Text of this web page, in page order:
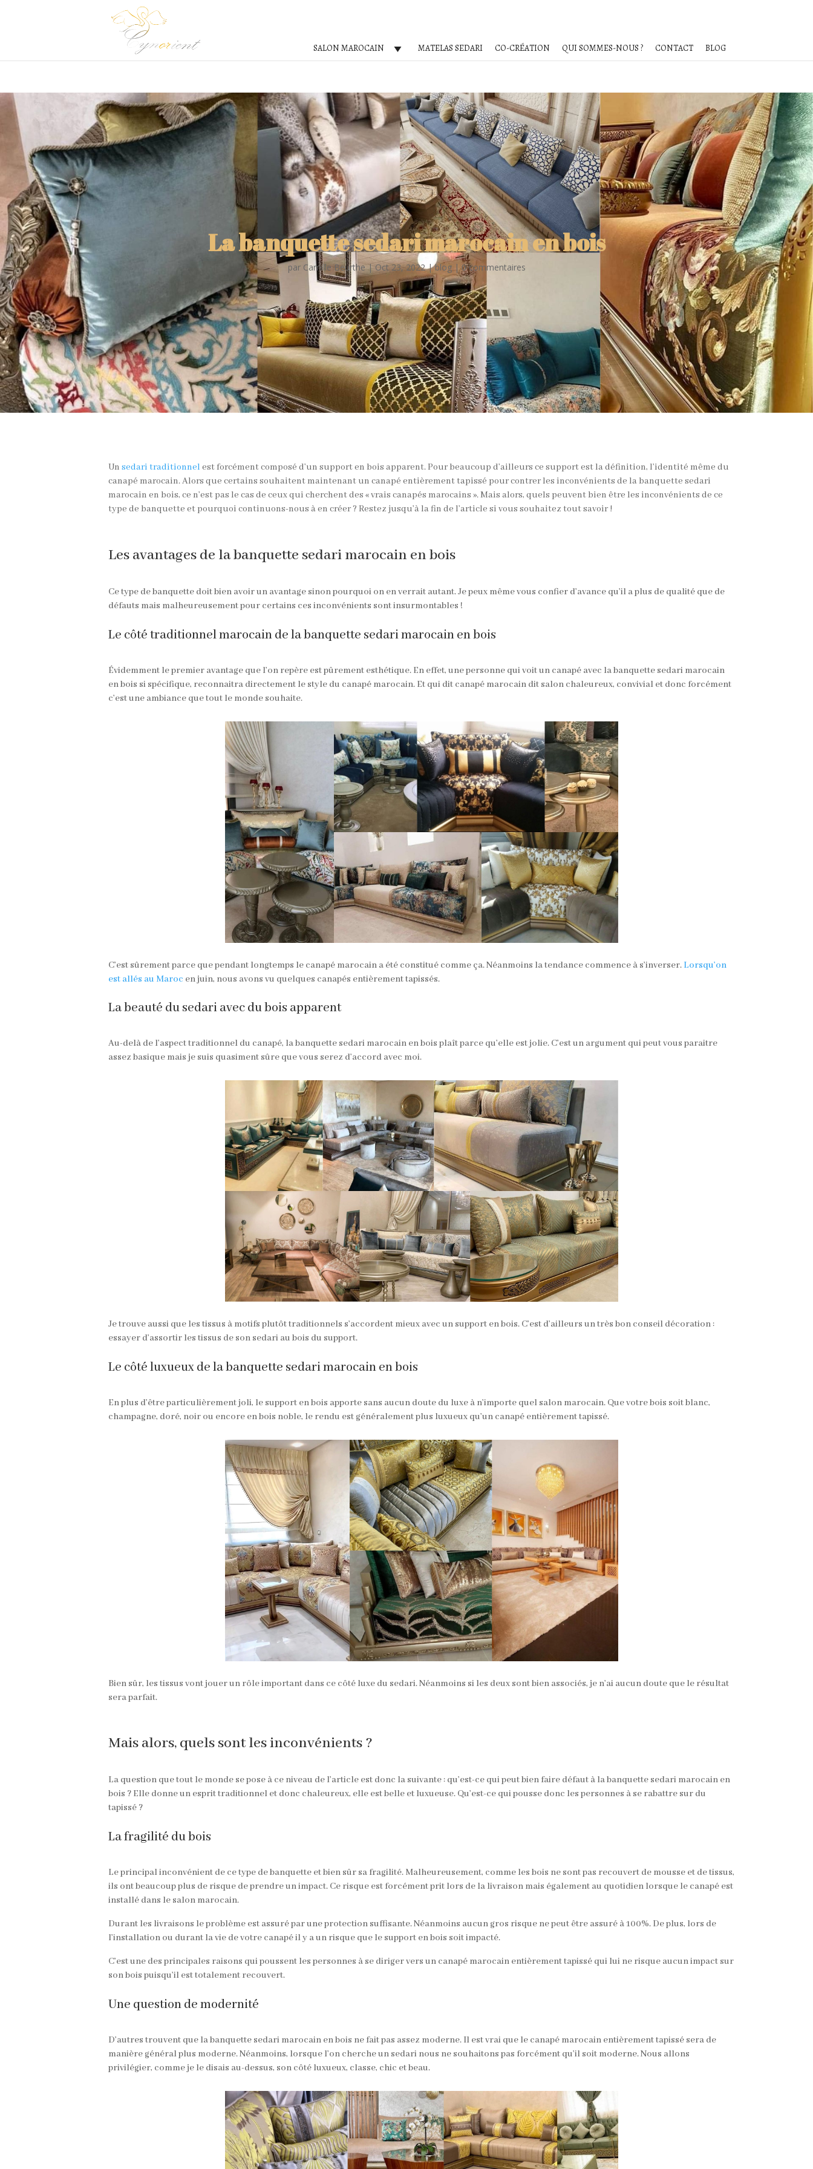
SALON MAROCAIN MATELAS SEDARI CO-CRÉATION QUI SOMMES-NOUS ? CONTACT BLOG
La banquette sedari marocain en bois
par Camille Beurthe| Oct 23, 2022|blog|0 commentaires
Unsedari traditionnel est forcément composé d’un support en bois apparent. Pour beaucoup d’ailleurs ce support est la définition, l’identité même du
canapé marocain. Alors que certains souhaitent maintenant un canapé entièrement tapissé pour contrer les inconvénients de la banquette sedari
marocain en bois, ce n’est pas le cas de ceux qui cherchent des « vrais canapés marocains ». Mais alors, quels peuvent bien être les inconvénients de ce
type de banquette et pourquoi continuons-nous à en créer ? Restez jusqu’à la fin de l’article si vous souhaitez tout savoir !
Les avantages de la banquette sedari marocain en bois
Ce type de banquette doit bien avoir un avantage sinon pourquoi on en verrait autant. Je peux même vous confier d’avance qu’il a plus de qualité que de
défauts mais malheureusement pour certains ces inconvénients sont insurmontables !
Le côté traditionnel marocain de la banquette sedari marocain en bois
Évidemment le premier avantage que l’on repère est pûrement esthétique. En effet, une personne qui voit un canapé avec la banquette sedari marocain
en bois si spécifique, reconnaitra directement le style du canapé marocain. Et qui dit canapé marocain dit salon chaleureux, convivial et donc forcément
c’est une ambiance que tout le monde souhaite.
C’est sûrement parce que pendant longtemps le canapé marocain a été constitué comme ça. Néanmoins la tendance commence à s’inverser. Lorsqu’on
est allés au Maroc en juin, nous avons vu quelques canapés entièrement tapissés.
La beauté du sedari avec du bois apparent
Au-delà de l’aspect traditionnel du canapé, la banquette sedari marocain en bois plaît parce qu’elle est jolie. C’est un argument qui peut vous paraitre
assez basique mais je suis quasiment sûre que vous serez d’accord avec moi.
Je trouve aussi que les tissus à motifs plutôt traditionnels s’accordent mieux avec un support en bois. C’est d’ailleurs un très bon conseil décoration :
essayer d’assortir les tissus de son sedari au bois du support.
Le côté luxueux de la banquette sedari marocain en bois
En plus d’être particulièrement joli, le support en bois apporte sans aucun doute du luxe à n’importe quel salon marocain. Que votre bois soit blanc,
champagne, doré, noir ou encore en bois noble, le rendu est généralement plus luxueux qu’un canapé entièrement tapissé.
Bien sûr, les tissus vont jouer un rôle important dans ce côté luxe du sedari. Néanmoins si les deux sont bien associés, je n’ai aucun doute que le résultat
sera parfait.
Mais alors, quels sont les inconvénients ?
La question que tout le monde se pose à ce niveau de l’article est donc la suivante : qu’est-ce qui peut bien faire défaut à la banquette sedari marocain en
bois ? Elle donne un esprit traditionnel et donc chaleureux, elle est belle et luxueuse. Qu’est-ce qui pousse donc les personnes à se rabattre sur du
tapissé ?
La fragilité du bois
Le principal inconvénient de ce type de banquette et bien sûr sa fragilité. Malheureusement, comme les bois ne sont pas recouvert de mousse et de tissus,
ils ont beaucoup plus de risque de prendre un impact. Ce risque est forcément prit lors de la livraison mais également au quotidien lorsque le canapé est
installé dans le salon marocain.
Durant les livraisons le problème est assuré par une protection suffisante. Néanmoins aucun gros risque ne peut être assuré à 100%. De plus, lors de
l’installation ou durant la vie de votre canapé il y a un risque que le support en bois soit impacté.
C’est une des principales raisons qui poussent les personnes à se diriger vers un canapé marocain entièrement tapissé qui lui ne risque aucun impact sur
son bois puisqu’il est totalement recouvert.
Une question de modernité
D’autres trouvent que la banquette sedari marocain en bois ne fait pas assez moderne. Il est vrai que le canapé marocain entièrement tapissé sera de
manière général plus moderne. Néanmoins, lorsque l’on cherche un sedari nous ne souhaitons pas forcément qu’il soit moderne. Nous allons
privilégier, comme je le disais au-dessus, son côté luxueux, classe, chic et beau.